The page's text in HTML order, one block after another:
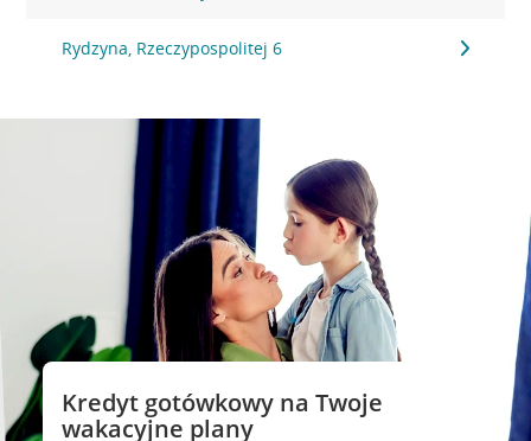
Rydzyna, Rzeczypospolitej 6
Kredyt gotówkowy na Twoje
wakacyjne plany